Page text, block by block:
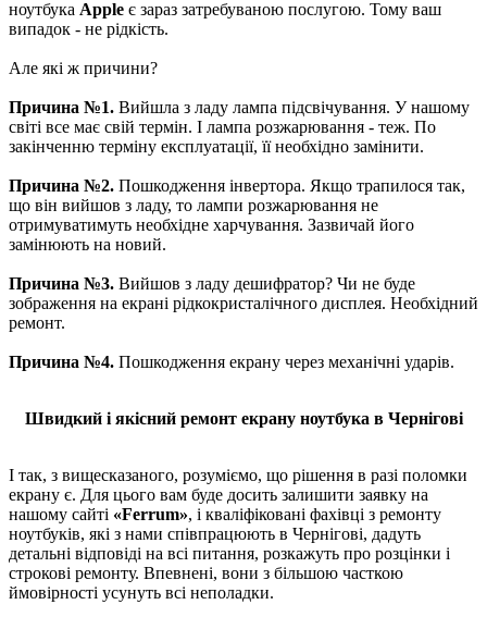
ноутбука Apple є зараз затребуваною послугою. Тому ваш
випадок - не рідкість.
Але які ж причини?
Причина №1. Вийшла з ладу лампа підсвічування. У нашому
світі все має свій термін. І лампа розжарювання - теж. По
закінченню терміну експлуатації, її необхідно замінити.
Причина №2. Пошкодження інвертора. Якщо трапилося так,
що він вийшов з ладу, то лампи розжарювання не
отримуватимуть необхідне харчування. Зазвичай його
замінюють на новий.
Причина №3. Вийшов з ладу дешифратор? Чи не буде
зображення на екрані рідкокристалічного дисплея. Необхідний
ремонт.
Причина №4. Пошкодження екрану через механічні ударів.
Швидкий і якісний ремонт екрану ноутбука в Чернігові
І так, з вищесказаного, розуміємо, що рішення в разі поломки
екрану є. Для цього вам буде досить залишити заявку на
нашому сайті «Ferrum», і кваліфіковані фахівці з ремонту
ноутбуків, які з нами співпрацюють в Чернігові, дадуть
детальні відповіді на всі питання, розкажуть про розцінки і
строкові ремонту. Впевнені, вони з більшою часткою
ймовірності усунуть всі неполадки.